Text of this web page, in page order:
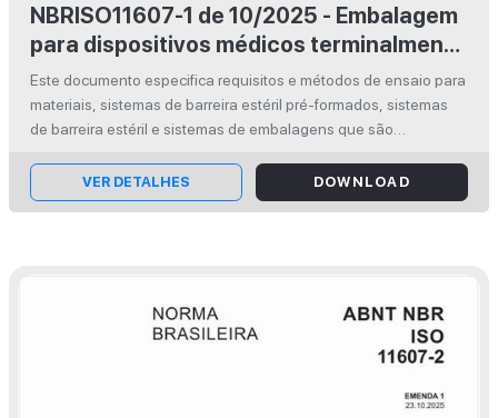
NBRISO11607-1 de 10/2025 - Embalagem
para dispositivos médicos terminalmente
esterilizados - Parte 1: Requisitos para
materiais, sistemas de barreira estéril e
sistemas de embalagem Emenda 1:
Aplicação do gerenciamento de riscos
Este documento especifica requisitos e métodos de ensaio para
materiais, sistemas de barreira estéril pré-formados, sistemas
de barreira estéril e sistemas de embalagens que são
terminalmente e...
VER DETALHES DOWNLOAD